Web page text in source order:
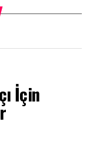
ikinci maç ise
Ma’a,
Emre Tayaz,
Doğruluk, Yiğit
Bruno’dan
voleybola tam
İçin